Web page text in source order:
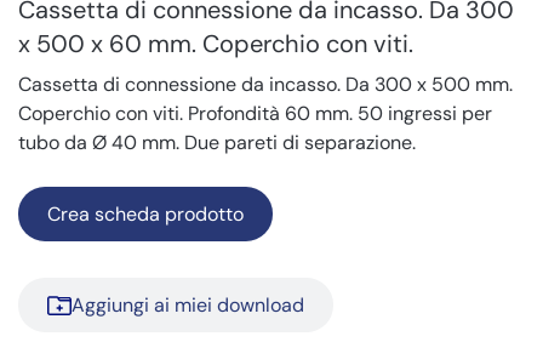
Cassetta di connessione da incasso. Da 300
x 500 x 60 mm. Coperchio con viti.
Cassetta di connessione da incasso. Da 300 x 500 mm.
Coperchio con viti. Profondità 60 mm. 50 ingressi per
tubo da Ø 40 mm. Due pareti di separazione.
Crea scheda prodotto
Aggiungi ai miei download